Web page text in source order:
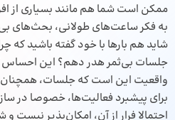
ممکن است شما هم مانند بسیاری از
به فکر ساعت‌های طولانی، بحث‌های
شاید هم بارها با خود گفته باشید که
جلسات بی‌ثمر هدر دهم؟ این احساس
واقعیت این است که جلسات، همچنان
برای پیشبرد فعالیت‌ها، خصوصا در
احتمالا فرار از آن، امکان‌پذیر نیست و